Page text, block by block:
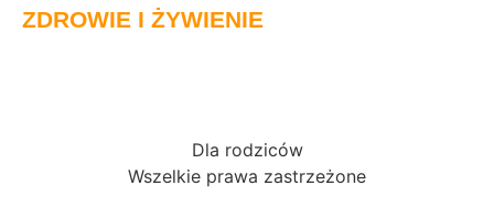
ZDROWIE I ŻYWIENIE
Dla rodziców
Wszelkie prawa zastrzeżone